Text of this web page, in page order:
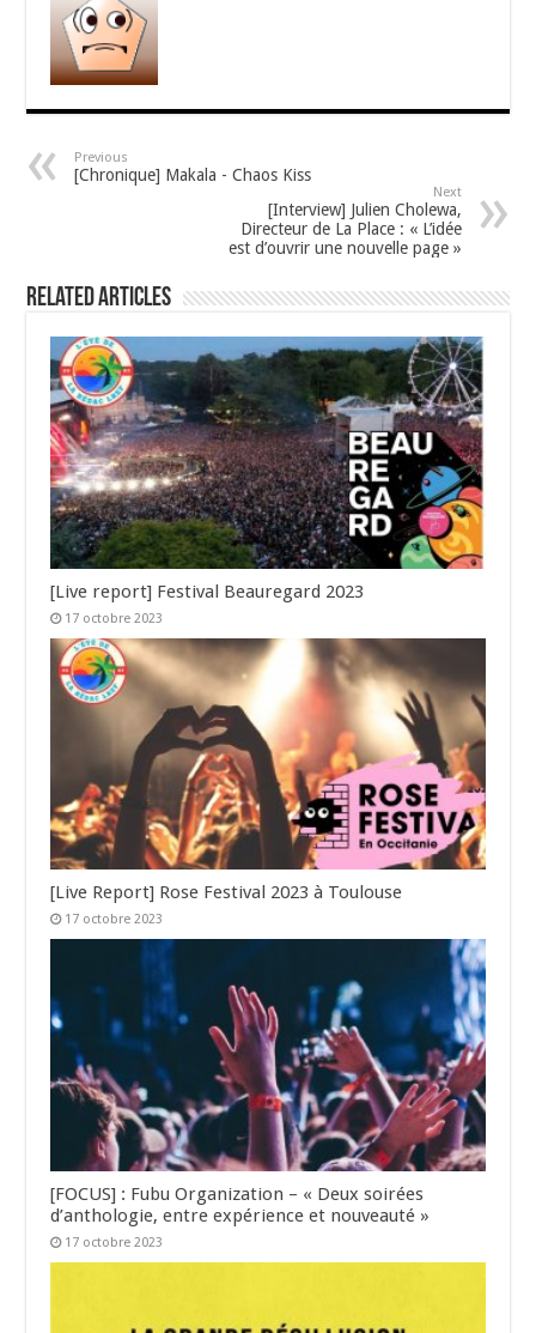
Previous
[Chronique] Makala - Chaos Kiss
Next
[Interview] Julien Cholewa,
Directeur de La Place : « L’idée
est d’ouvrir une nouvelle page »
Related Articles
[Live report] Festival Beauregard 2023
17 octobre 2023
[Live Report] Rose Festival 2023 à Toulouse
17 octobre 2023
[FOCUS] : Fubu Organization – « Deux soirées
d’anthologie, entre expérience et nouveauté »
17 octobre 2023